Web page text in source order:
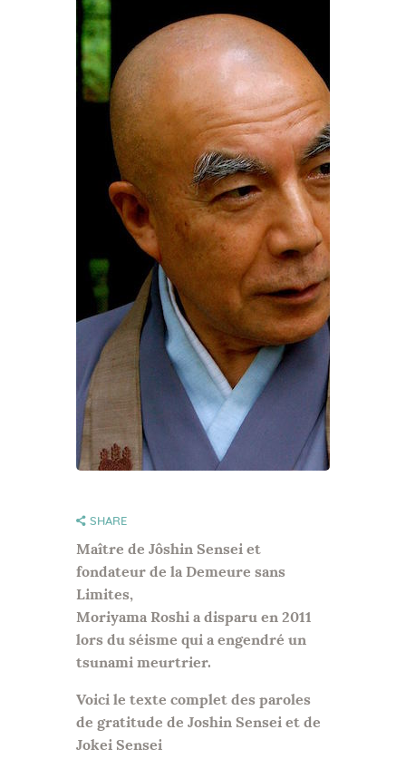
SHARE
Maître de Jôshin Sensei et
fondateur de la Demeure sans
Limites,
Moriyama Roshi a disparu en 2011
lors du séisme qui a engendré un
tsunami meurtrier.
Voici le texte complet des paroles
de gratitude de Joshin Sensei et de
Jokei Sensei